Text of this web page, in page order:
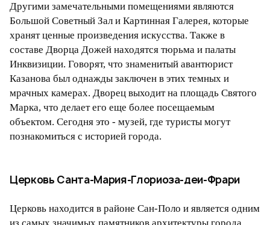
Другими замечательными помещениями являются
Большой Советный Зал и Картинная Галерея, которые
хранят ценные произведения искусства. Также в
составе Дворца Дожей находятся тюрьма и палаты
Инквизиции. Говорят, что знаменитый авантюрист
Казанова был однажды заключен в этих темных и
мрачных камерах. Дворец выходит на площадь Святого
Марка, что делает его еще более посещаемым
объектом. Сегодня это - музей, где туристы могут
познакомиться с историей города.
Церковь Санта-Мария-Глориоза-деи-Фрари
Церковь находится в районе Сан-Поло и является одним